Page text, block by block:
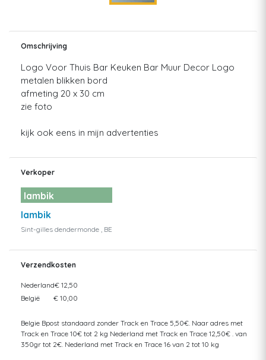
Omschrijving
Logo Voor Thuis Bar Keuken Bar Muur Decor Logo
metalen blikken bord
afmeting 20 x 30 cm
zie foto
kijk ook eens in mijn advertenties
Verkoper
lambik
lambik
Sint-gilles dendermonde , BE
Verzendkosten
Nederland€ 12,50
België
€ 10,00
Belgie Bpost standaard zonder Track en Trace 5,50€. Naar adres met
Track en Trace 10€ tot 2 kg Nederland met Track en Trace 12,50€ . van
350gr tot 2€. Nederland met Track en Trace 16 van 2 tot 10 kg